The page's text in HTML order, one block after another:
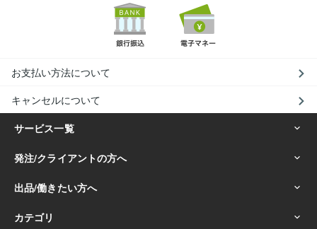
お支払い方法について
キャンセルについて